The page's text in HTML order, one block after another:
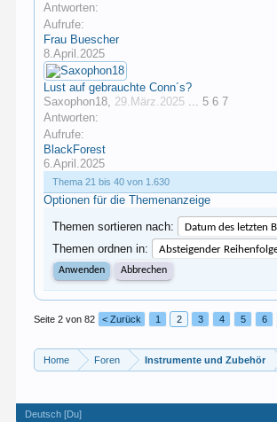
Antworten:
Aufrufe:
Frau Buescher
8.April.2025
Lust auf gebrauchte Conn´s?
Saxophon18, 29.März.2025 ... 5 6 7
Antworten:
Aufrufe:
BlackForest
6.April.2025
Thema 21 bis 40 von 1.630
Optionen für die Themenanzeige
Themen sortieren nach:
Themen ordnen in:
Seite 2 von 82 < Zurück 1 2 3 4 5 6
Home Foren Instrumente und Zubehör
Deutsch [Du]